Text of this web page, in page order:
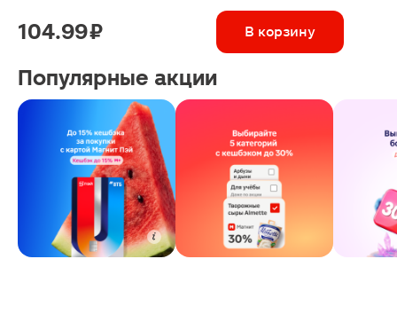
104.99 ₽ В корзину
Популярные акции